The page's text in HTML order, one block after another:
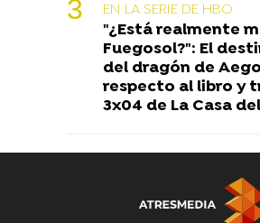
EN LA SERIE DE HBO
"¿Está realmente
Fuegosol?": El
del dragón de
respecto al libro y
3x04 de La Casa